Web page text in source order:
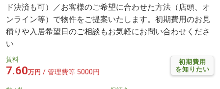
ド決済も可）／お客様のご希望に合わせた方法（店頭、オ
ンライン等）で物件をご提案いたします。初期費用のお見
積りや入居希望日のご相談もお気軽にお問い合わせくださ
い
初期費用
を知りたい
賃料
7.60万円 / 管理費等 5000円